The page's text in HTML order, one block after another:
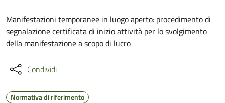
Manifestazioni temporanee in luogo aperto: procedimento di
segnalazione certificata di inizio attività per lo svolgimento
della manifestazione a scopo di lucro
Condividi
Normativa di riferimento